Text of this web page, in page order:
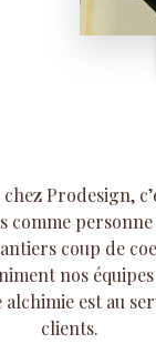
Prodesign,
comme
coup de
nos
alchimie est au
clients.